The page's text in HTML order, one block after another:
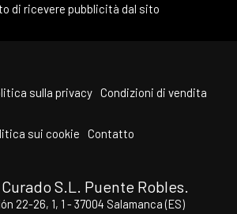
di ricevere pubblicità dal sito
sulla privacy Condizioni di vendita
sui cookie Contatto
S.L. Puente Robles.
22-26, 1, 1 - 37004 Salamanca (ES)